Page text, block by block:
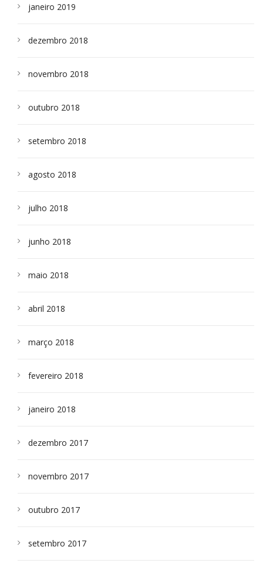
janeiro 2019
dezembro 2018
novembro 2018
outubro 2018
setembro 2018
agosto 2018
julho 2018
junho 2018
maio 2018
abril 2018
março 2018
fevereiro 2018
janeiro 2018
dezembro 2017
novembro 2017
outubro 2017
setembro 2017